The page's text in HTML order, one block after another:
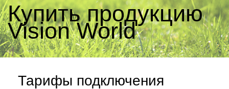
Купить продукцию
Vision World
Тарифы подключения